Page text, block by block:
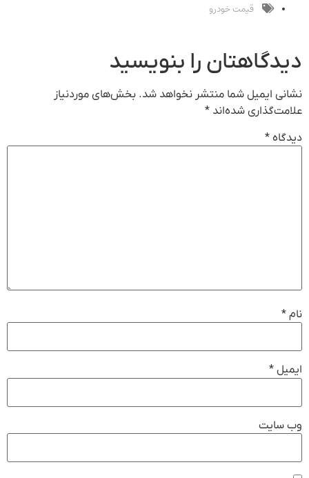
قیمت خودرو
دیدگاهتان را بنویسید
نشانی ایمیل شما منتشر نخواهد شد. بخش‌های موردنیاز
علامت‌گذاری شده‌اند *
دیدگاه *
نام *
ایمیل *
وب‌ سایت